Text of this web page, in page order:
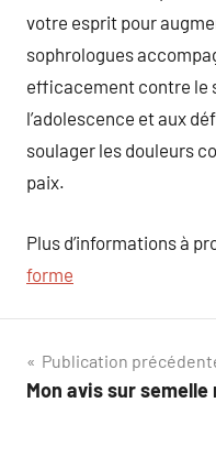
votre esprit pour
sophrologues
efficacement contre le
l’adolescence et aux
soulager les douleurs
paix.
Plus d’informations à
forme
Navigation
de
Publication
Mon avis sur